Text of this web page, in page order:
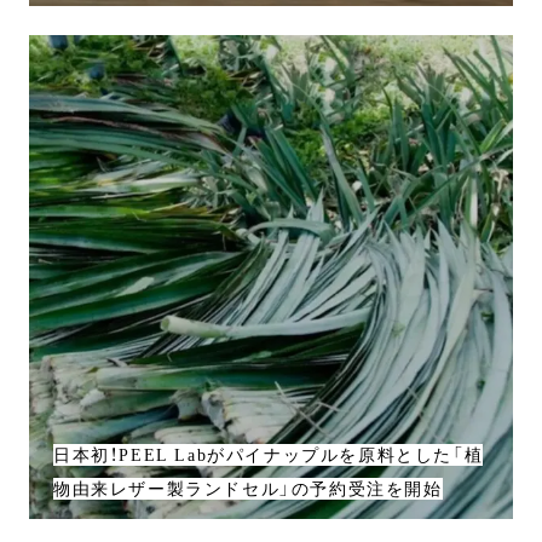
日本初！PEEL Labがパイナップルを原料とした「植
物由来レザー製ランドセル」の予約受注を開始